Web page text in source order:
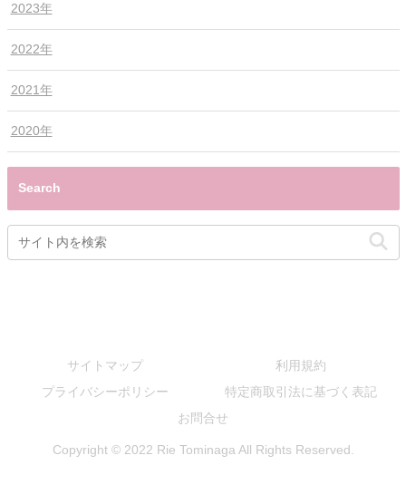
2023年
2022年
2021年
2020年
Search
サイトマップ
利用規約
プライバシーポリシー
特定商取引法に基づく表記
お問合せ
Copyright © 2022 Rie Tominaga All Rights Reserved.